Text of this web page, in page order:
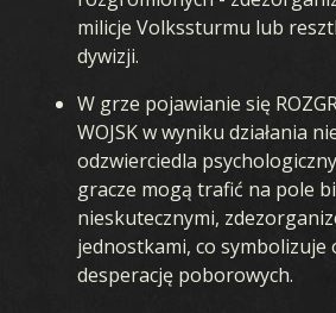
milicje Volkssturmu lub
dywizji.
W grze pojawianie się
WOJSK w wyniku działania
odzwierciedla
gracze mogą trafić na pole
nieskutecznymi,
jednostkami, co
desperację poborowych.